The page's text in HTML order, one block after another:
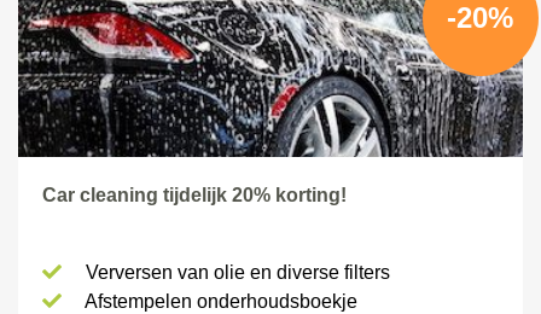
-20%
Car cleaning tijdelijk 20% korting!
Verversen van olie en diverse filters
Afstempelen onderhoudsboekje